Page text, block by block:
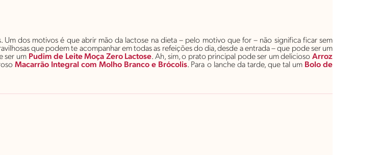
Um dos motivos é que abrir mão da lactose na dieta – pelo motivo que for – não significa ficar sem
que podem te acompanhar em todas as refeições do dia, desde a entrada – que pode ser um
ser um Pudim de Leite Moça Zero Lactose. Ah, sim, o prato principal pode ser um deliciosoArroz
Macarrão Integral com Molho Branco e Brócolis. Para o lanche da tarde, que tal um Bolode